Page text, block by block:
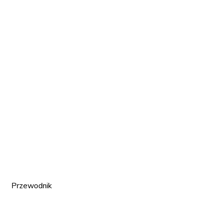
Przewodnik